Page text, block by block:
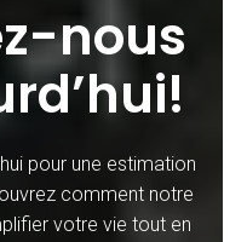
nous
pour une estimation
comment notre
votre vie tout en